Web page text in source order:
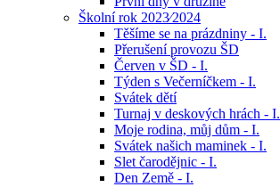
Školní rok 2023⁄2024
Těšíme se na prázdniny - I.
Přerušení provozu ŠD
Červen v ŠD - I.
Týden s Večerníčkem - I.
Svátek dětí
Turnaj v deskových hrách - I.
Moje rodina, můj dům - I.
Svátek našich maminek - I.
Slet čarodějnic - I.
Den Země - I.